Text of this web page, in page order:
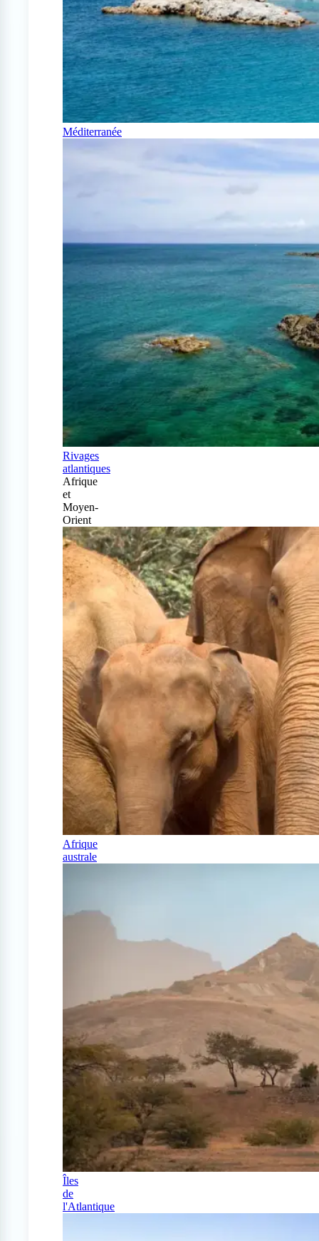
Méditerranée
Rivages
atlantiques
Afrique
et
Moyen-
Orient
Afrique
australe
Îles
de
l'Atlantique